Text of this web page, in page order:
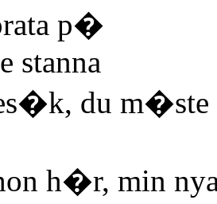
p�
stanna
du
h�r, min